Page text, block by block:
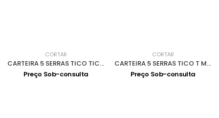
CORTAR
CARTEIRA 5 SERRAS TICO TICO METAL 155mm P-49644
Preço Sob-consulta
CORTAR
CARTEIRA 5 SERRAS TICO T MADEIRA A-85656
Preço Sob-consulta